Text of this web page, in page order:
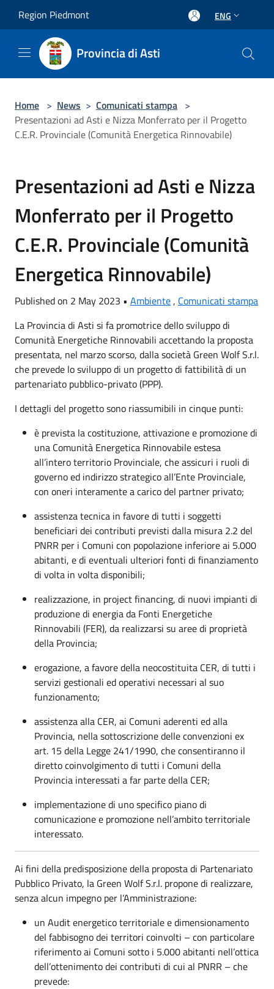
Region Piedmont ENG
Provincia di Asti
Home > News > Comunicati stampa >
Presentazioni ad Asti e Nizza Monferrato per il Progetto
C.E.R. Provinciale (Comunità Energetica Rinnovabile)
Presentazioni ad Asti e Nizza
Monferrato per il Progetto
C.E.R. Provinciale (Comunità
Energetica Rinnovabile)
Published on 2 May 2023 • Ambiente , Comunicati stampa
La Provincia di Asti si fa promotrice dello sviluppo di
Comunità Energetiche Rinnovabili accettando la proposta
presentata, nel marzo scorso, dalla società Green Wolf S.r.l.
che prevede lo sviluppo di un progetto di fattibilità di un
partenariato pubblico-privato (PPP).
I dettagli del progetto sono riassumibili in cinque punti:
è prevista la costituzione, attivazione e promozione di
una Comunità Energetica Rinnovabile estesa
all’intero territorio Provinciale, che assicuri i ruoli di
governo ed indirizzo strategico all’Ente Provinciale,
con oneri interamente a carico del partner privato;
assistenza tecnica in favore di tutti i soggetti
beneficiari dei contributi previsti dalla misura 2.2 del
PNRR per i Comuni con popolazione inferiore ai 5.000
abitanti, e di eventuali ulteriori fonti di finanziamento
di volta in volta disponibili;
realizzazione, in project financing, di nuovi impianti di
produzione di energia da Fonti Energetiche
Rinnovabili (FER), da realizzarsi su aree di proprietà
della Provincia;
erogazione, a favore della neocostituita CER, di tutti i
servizi gestionali ed operativi necessari al suo
funzionamento;
assistenza alla CER, ai Comuni aderenti ed alla
Provincia, nella sottoscrizione delle convenzioni ex
art. 15 della Legge 241/1990, che consentiranno il
diretto coinvolgimento di tutti i Comuni della
Provincia interessati a far parte della CER;
implementazione di uno specifico piano di
comunicazione e promozione nell’ambito territoriale
interessato.
Ai fini della predisposizione della proposta di Partenariato
Pubblico Privato, la Green Wolf S.r.l. propone di realizzare,
senza alcun impegno per l’Amministrazione:
un Audit energetico territoriale e dimensionamento
del fabbisogno dei territori coinvolti – con particolare
riferimento ai Comuni sotto i 5.000 abitanti nell’ottica
dell’ottenimento dei contributi di cui al PNRR – che
prevede: